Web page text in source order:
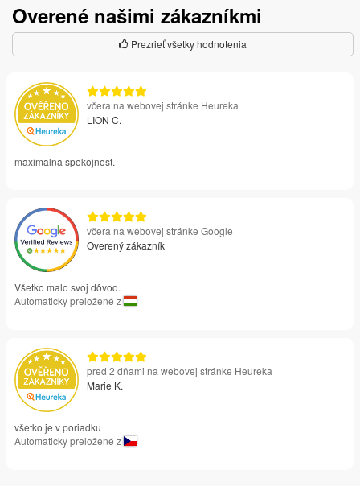
Overené našimi zákazníkmi
Prezrieť všetky hodnotenia
včera na webovej stránke Heureka
LION C.
maximalna spokojnost.
včera na webovej stránke Google
Overený zákazník
Všetko malo svoj dôvod.
Automaticky preložené z
pred 2 dňami na webovej stránke Heureka
Marie K.
všetko je v poriadku
Automaticky preložené z